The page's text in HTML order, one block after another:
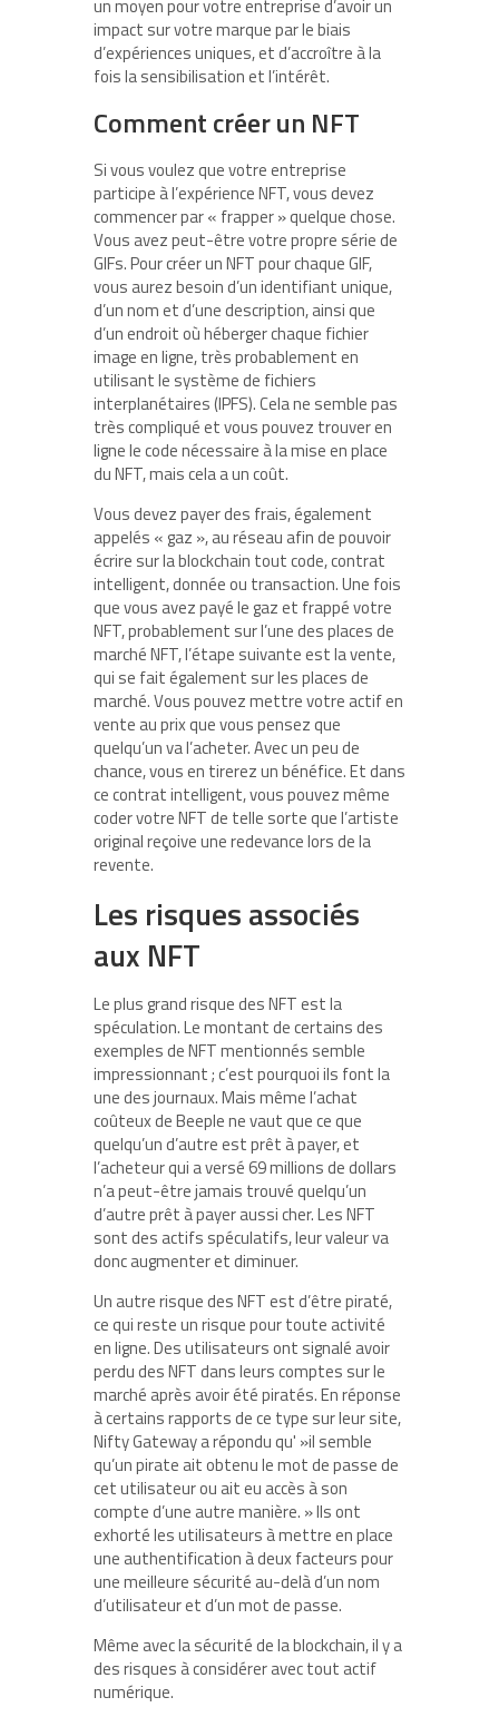
un moyen pour votre entreprise d’avoir un
impact sur votre marque par le biais
d’expériences uniques, et d’accroître à la
fois la sensibilisation et l’intérêt.
Comment créer un NFT
Si vous voulez que votre entreprise
participe à l’expérience NFT, vous devez
commencer par « frapper » quelque chose.
Vous avez peut-être votre propre série de
GIFs. Pour créer un NFT pour chaque GIF,
vous aurez besoin d’un identifiant unique,
d’un nom et d’une description, ainsi que
d’un endroit où héberger chaque fichier
image en ligne, très probablement en
utilisant le système de fichiers
interplanétaires (IPFS). Cela ne semble pas
très compliqué et vous pouvez trouver en
ligne le code nécessaire à la mise en place
du NFT, mais cela a un coût.
Vous devez payer des frais, également
appelés « gaz », au réseau afin de pouvoir
écrire sur la blockchain tout code, contrat
intelligent, donnée ou transaction. Une fois
que vous avez payé le gaz et frappé votre
NFT, probablement sur l’une des places de
marché NFT, l’étape suivante est la vente,
qui se fait également sur les places de
marché. Vous pouvez mettre votre actif en
vente au prix que vous pensez que
quelqu’un va l’acheter. Avec un peu de
chance, vous en tirerez un bénéfice. Et dans
ce contrat intelligent, vous pouvez même
coder votre NFT de telle sorte que l’artiste
original reçoive une redevance lors de la
revente.
Les risques associés
aux NFT
Le plus grand risque des NFT est la
spéculation. Le montant de certains des
exemples de NFT mentionnés semble
impressionnant ; c’est pourquoi ils font la
une des journaux. Mais même l’achat
coûteux de Beeple ne vaut que ce que
quelqu’un d’autre est prêt à payer, et
l’acheteur qui a versé 69 millions de dollars
n’a peut-être jamais trouvé quelqu’un
d’autre prêt à payer aussi cher. Les NFT
sont des actifs spéculatifs, leur valeur va
donc augmenter et diminuer.
Un autre risque des NFT est d’être piraté,
ce qui reste un risque pour toute activité
en ligne. Des utilisateurs ont signalé avoir
perdu des NFT dans leurs comptes sur le
marché après avoir été piratés. En réponse
à certains rapports de ce type sur leur site,
Nifty Gateway a répondu qu' »il semble
qu’un pirate ait obtenu le mot de passe de
cet utilisateur ou ait eu accès à son
compte d’une autre manière. » Ils ont
exhorté les utilisateurs à mettre en place
une authentification à deux facteurs pour
une meilleure sécurité au-delà d’un nom
d’utilisateur et d’un mot de passe.
Même avec la sécurité de la blockchain, il y a
des risques à considérer avec tout actif
numérique.